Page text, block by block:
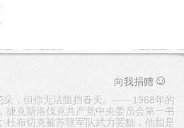
向我捐赠 ☺
朵，但你无法阻挡春天。——1968年的
捷克斯洛伐克共产党中央委员会第一书
杜布切克被苏联军队武力罢黜，他如是